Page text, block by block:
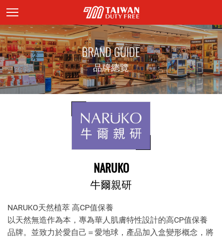
頁面主標題
BRAND GUIDE
品牌總覽
NARUKO
牛爾親研
NARUKO天然植萃 高CP值保養
以天然無造作為本，專為華人肌膚特性設計的高CP值保養
品牌。並致力於愛自己＝愛地球，產品加入盒變形概念，將